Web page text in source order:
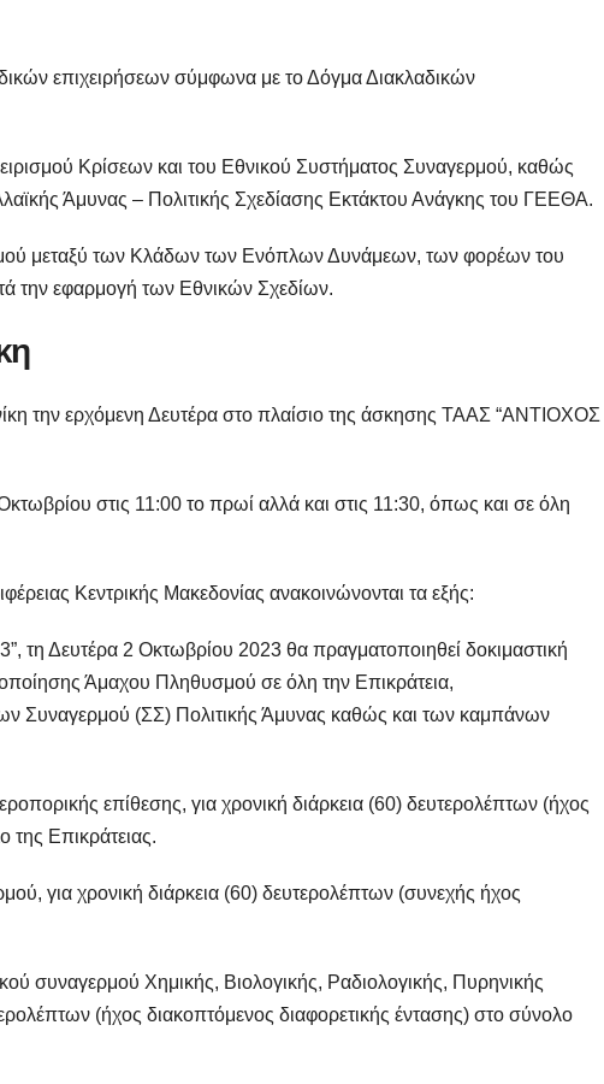
επιχειρήσεων σύμφωνα με το Δόγμα Διακλαδικών
Κρίσεων και του Εθνικού Συστήματος Συναγερμού, καθώς
Άμυνας – Πολιτικής Σχεδίασης Εκτάκτου Ανάγκης του ΓΕΕΘΑ.
μεταξύ των Κλάδων των Ενόπλων Δυνάμεων, των φορέων του
την εφαρμογή των Εθνικών Σχεδίων.
την ερχόμενη Δευτέρα στο πλαίσιο της άσκησης ΤΑΑΣ “ΑΝΤΙΟΧΟΣ
στις 11:00 το πρωί αλλά και στις 11:30, όπως και σε όλη
Κεντρικής Μακεδονίας ανακοινώνονται τα εξής:
Δευτέρα 2 Οκτωβρίου 2023 θα πραγματοποιηθεί δοκιμαστική
Άμαχου Πληθυσμού σε όλη την Επικράτεια,
Συναγερμού (ΣΣ) Πολιτικής Άμυνας καθώς και των καμπάνων
επίθεσης, για χρονική διάρκεια (60) δευτερολέπτων (ήχος
της Επικράτειας.
για χρονική διάρκεια (60) δευτερολέπτων (συνεχής ήχος
Χημικής, Βιολογικής, Ραδιολογικής, Πυρηνικής
(ήχος διακοπτόμενος διαφορετικής έντασης) στο σύνολο